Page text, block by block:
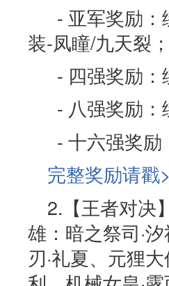
- 亚军奖励
装-凤瞳/九天裂；
- 四强奖励
- 八强奖励
- 十六强奖
完整奖励请戳
2.【王者对决
雄：暗之祭司·
刃·礼夏、元狸